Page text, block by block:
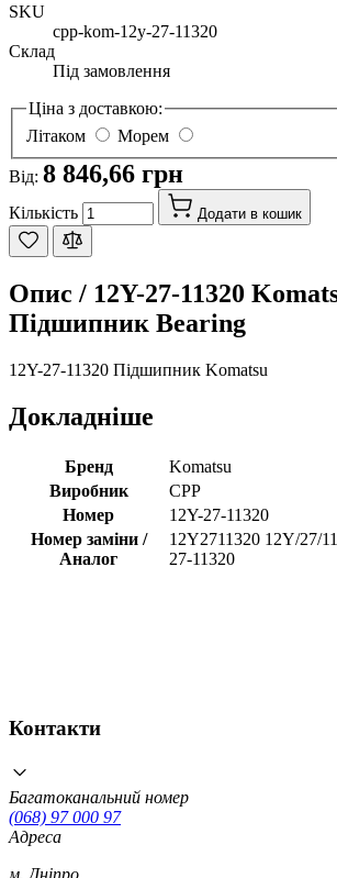
SKU
cpp-kom-12y-27-11320
Склад
Під замовлення
Ціна з доставкою:
Літаком
Морем
Від: 8 846,66 грн
Кількість Додати в кошик
Опис / 12Y-27-11320
Підшипник Bearing
12Y-27-11320 Підшипник Komatsu
Докладніше
Бренд
Komatsu
Виробник
CPP
Номер
12Y-27-11320
Номер заміни /
Аналог
12Y2711320 12Y/27/
27-11320
Контакти
Багатоканальний номер
(068) 97 000 97
Адреса
м. Дніпро,